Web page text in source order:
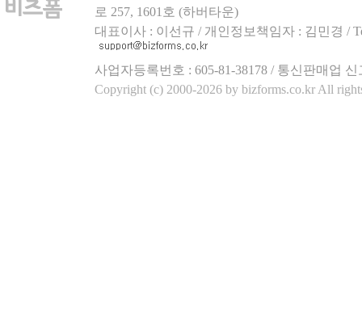
로 257, 1601호 (하버타운)
대표이사 : 이선규 / 개인정보책임자 : 김민경 /
사업자등록번호 : 605-81-38178 / 통신판매업
Copyright (c) 2000-2026 by bizforms.co.kr All